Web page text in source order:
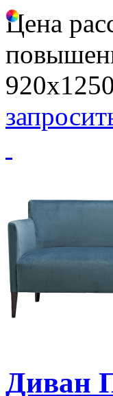
Цена
Диван